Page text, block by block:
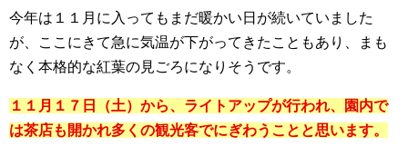
今年は１１月に入ってもまだ暖かい日が続いていました
が、ここにきて急に気温が下がってきたこともあり、まも
なく本格的な紅葉の見ごろになりそうです。
１１月１７日（土）から、ライトアップが行われ、園内で
は茶店も開かれ多くの観光客でにぎわうことと思います。